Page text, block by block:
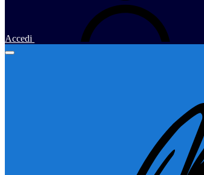
Accedi